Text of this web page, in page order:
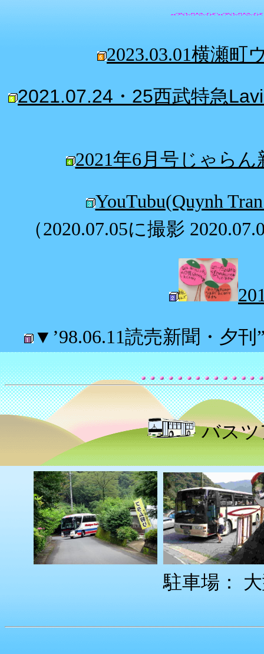
2023.03.01横瀬町
2021.07.24・25西武特急
2021年6月号じゃら
YouTubu(Quynh
（2020.07.05に撮影
▼’98.06.11読売新聞・夕刊
バスツ
駐車場：